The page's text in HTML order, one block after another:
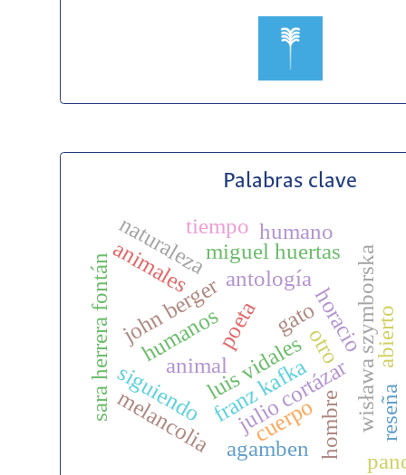
Palabras clave
antología
john berger
franz kafka
julio cortázarwisława szymborska
luis vidales
horacio
poeta
miguel huertas
gato abierto
hombre
animal
agamben
siguiendo reseña
sara herrera fontán humanos
naturaleza
animales
melancolia cuerpo
humano
otro
tiempo